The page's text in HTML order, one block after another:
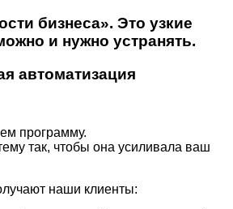
бизнеса». Это узкие
и нужно устранять.
автоматизация
программу.
так, чтобы она усиливала ваш
наши клиенты: